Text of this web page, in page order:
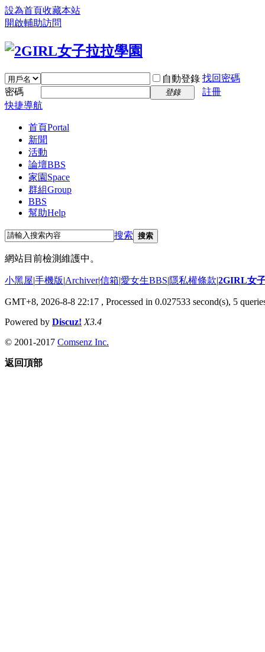
設為首頁收藏本站
開啟輔助訪問
自動登錄 找回密碼
密碼
登錄
註冊
快捷導航
首頁Portal
新聞
活動
論壇BBS
家園 Space
群組Group
BBS
幫助Help
搜索 搜索
網站目前檢測維護中。
小黑屋|手機版|Archiver|信箱|愛女生BBS|隱私權條款|2GIRL女
GMT+8, 2026-8-8 22:17 , Processed in 0.027533 second(s), 5
Powered by Discuz! X3.4
© 2001-2017 Comsenz Inc.
返回頂部